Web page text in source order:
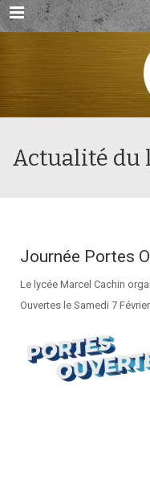
Rubriques
Actualité du
Journée Portes
Le lycée Marcel Cachin
Ouvertes le Samedi 7